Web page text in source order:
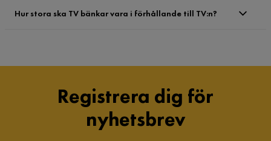
Hur stora ska TV bänkar vara i förhållande till TV:n?
Registrera dig för
nyhetsbrev